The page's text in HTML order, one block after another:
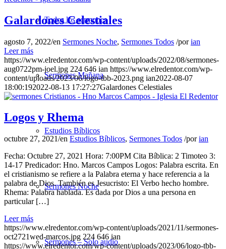
Todos los sermones
Sermones Mañana
Estudios Bíblicos
Sermones Noche
Sermones – Solo audio
Galardones Celestiales
agosto 7, 2022/en Sermones Noche, Sermones Todos /porian
Leer más
https://www.elredentor.com/wp-content/uploads/2022/08/sermones-
aug0722pm-joel.jpg 224 646 ian https://www.elredentor.com/wp-
content/uploads/2023/06/logo-tbb-2023.png ian2022-08-07
18:00:192022-08-13 17:27:27Galardones Celestiales
Logos y Rhema
octubre 27, 2021/en Estudios Bíblicos, Sermones Todos /porian
Fecha: Octubre 27, 2021 Hora: 7:00PM Cita Bíblica: 2 Timoteo 3:
14-17 Predicador: Hno. Marcos Campos Logos: Palabra escrita. En
el cristianismo se refiere a la Palabra eterna y hace referencia a la
palabra de Dios. También es Jesucristo: El Verbo hecho hombre.
Rhema: Palabra hablada. Es dada por Dios a una persona en
particular […]
Leer más
https://www.elredentor.com/wp-content/uploads/2021/11/sermones-
oct2721wed-marcos.jpg 224 646 ian
https://www.elredentor.com/wp-content/uploads/2023/06/logo-tbb-